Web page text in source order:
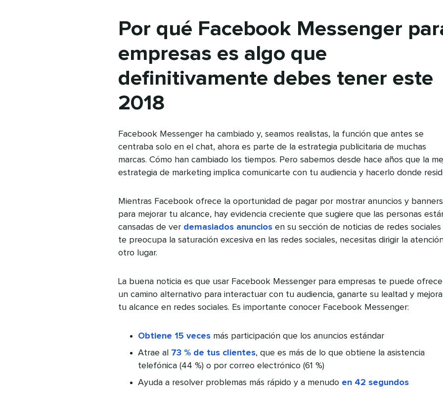
Por qué Facebook Messenger
empresas es algo que
definitivamente debes tener este
2018
Facebook Messenger ha cambiado y, seamos realistas, la función que antes se
centraba solo en el chat, ahora es parte de la estrategia publicitaria de muchas
marcas. Cómo han cambiado los tiempos. Pero sabemos desde hace años que la
estrategia de marketing implica comunicarte con tu audiencia y hacerlo donde
Mientras Facebook ofrece la oportunidad de pagar por mostrar anuncios y banners
para mejorar tu alcance, hay evidencia creciente que sugiere que las personas
cansadas de ver demasiados anunciosen su sección de noticias de redes sociales
te preocupa la saturación excesiva en las redes sociales, necesitas dirigir la
otro lugar.
La buena noticia es que usar Facebook Messenger para empresas te puede
un camino alternativo para interactuar con tu audiencia, ganarte su lealtad y
tu alcance en redes sociales. Es importante conocer Facebook Messenger:
Obtiene 15 vecesmás participación que los anuncios estándar
Atrae al 73 % de tus clientes, que es más de lo que obtiene la asistencia
telefónica (44 %) o por correo electrónico (61 %)
Ayuda a resolver problemas más rápido y a menudo en 42 segundos